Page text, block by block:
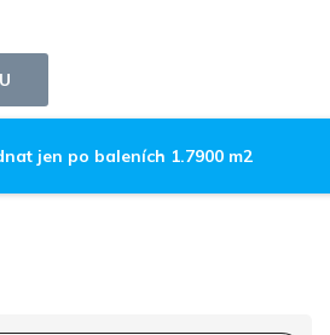
jen po baleních 1.7900 m2